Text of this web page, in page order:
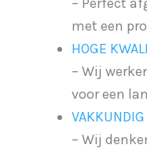
met een
HOGE
– Wij
voor een
– Wij